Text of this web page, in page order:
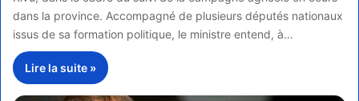
dans la province. Accompagné de plusieurs députés nationaux
issus de sa formation politique, le ministre entend, à…
Lire la suite »